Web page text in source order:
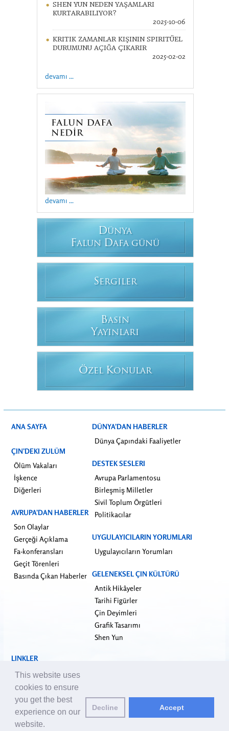
SHEN YUN NEDEN YAŞAMLARI
KURTARABILIYOR?
2025-10-06
KRITIK ZAMANLAR KIŞININ SPIRITÜEL
DURUMUNU AÇIĞA ÇIKARIR
2025-02-02
devamı ...
devamı ...
DÜNYA
FALUN DAFA GÜNÜ
SERGILER
BASIN
YAYINLARI
ÖZEL KONULAR
ANA SAYFA
ÇIN’DEKI ZULÜM
Ölüm Vakaları
İşkence
Diğerleri
AVRUPA’DAN HABERLER
Son Olaylar
Gerçeği Açıklama
Fa-konferansları
Geçit Törenleri
Basında Çıkan Haberler
DÜNYA’DAN HABERLER
Dünya Çapındaki Faaliyetler
DESTEK SESLERI
Avrupa Parlamentosu
Birleşmiş Milletler
Sivil Toplum Örgütleri
Politikacılar
UYGULAYICILARIN YORUMLARI
Uygulayıcıların Yorumları
GELENEKSEL ÇIN KÜLTÜRÜ
Antik Hikâyeler
Tarihi Figürler
Çin Deyimleri
Grafik Tasarımı
Shen Yun
LINKLER
falundafa.org
faluninfo.net
minghui.org
pureinsight.org
This website uses
cookies to ensure
you get the best
experience on our
website.
Decline Accept